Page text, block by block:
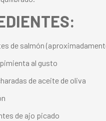
de salmón
al gusto
de aceite de oliva
de ajo picado